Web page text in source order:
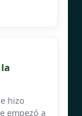
hizo
empezó a